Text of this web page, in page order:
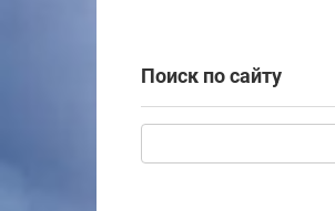
Поиск по сайту